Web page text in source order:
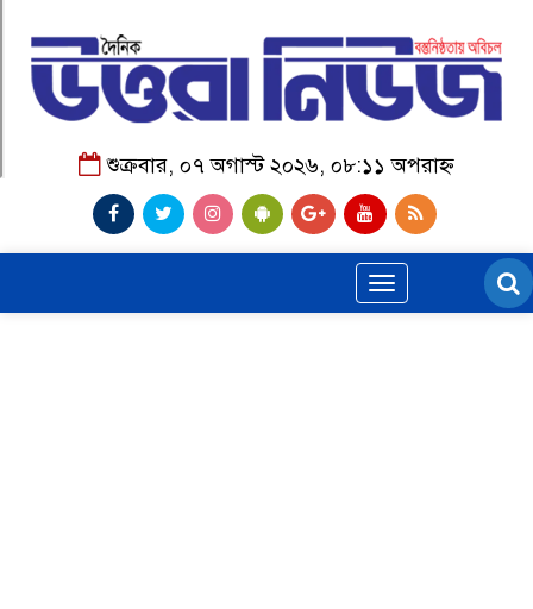
শুক্রবার, ০৭ অগাস্ট ২০২৬, ০৮:১১ অপরাহ্ন
Toggle
navigation